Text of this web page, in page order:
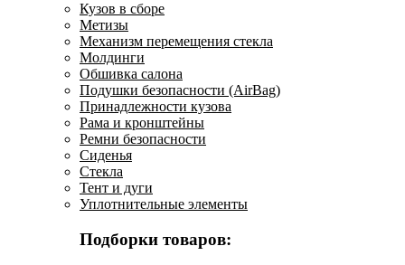
Кузов в сборе
Метизы
Механизм перемещения стекла
Молдинги
Обшивка салона
Подушки безопасности (AirBag)
Принадлежности кузова
Рама и кронштейны
Ремни безопасности
Сиденья
Стекла
Тент и дуги
Уплотнительные элементы
Подборки товаров: